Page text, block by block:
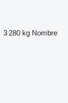
3 280 kg Nombre